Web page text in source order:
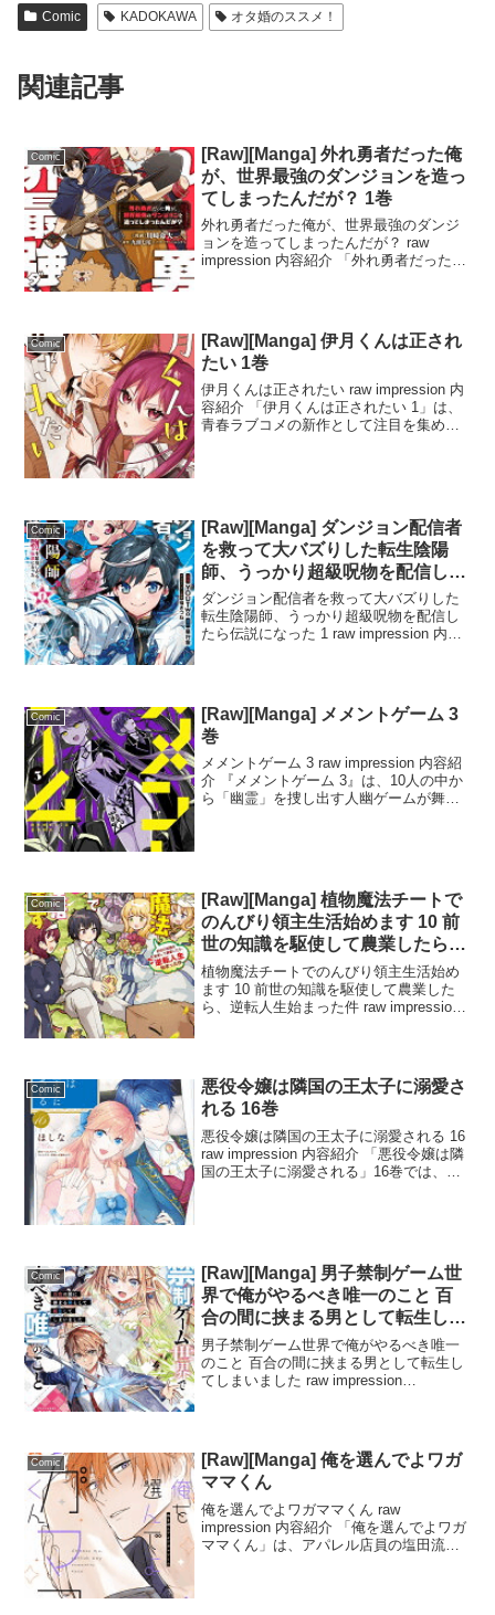
Comic KADOKAWA オタ婚のススメ！
関連記事
Comic
[Raw][Manga] 外れ勇者だった俺
が、世界最強のダンジョンを造っ
てしまったんだが？ 1巻
外れ勇者だった俺が、世界最強のダンジ
ョンを造ってしまったんだが？ raw
impression 内容紹介 「外れ勇者だった俺
ァンタ...
Comic
[Raw][Manga] 伊月くんは正され
たい 1巻
伊月くんは正されたい raw impression 内
容紹介 「伊月くんは正されたい 1」は、
青春ラブコメの新作として注目を集めて
Comic
[Raw][Manga] ダンジョン配信者
を救って大バズりした転生陰陽
師、うっかり超級呪物を配信した
ら伝説になった 1巻
ダンジョン配信者を救って大バズりした
転生陰陽師、うっかり超級呪物を配信し
たら伝説になった 1 raw impression 内容
る日...
Comic
[Raw][Manga] メメントゲーム 3
巻
メメントゲーム 3 raw impression 内容紹
介 『メメントゲーム 3』は、10人の中か
ら「幽霊」を捜し出す人幽ゲームが舞台
Comic
[Raw][Manga] 植物魔法チートで
のんびり領主生活始めます 10 前
世の知識を駆使して農業したら、
逆転人生始まった件
植物魔法チートでのんびり領主生活始め
ます 10 前世の知識を駆使して農業した
ら、逆転人生始まった件 raw impression
Comic
悪役令嬢は隣国の王太子に溺愛さ
れる 16巻
悪役令嬢は隣国の王太子に溺愛される 16
raw impression 内容紹介 「悪役令嬢は隣
国の王太子に溺愛される」16巻では、初
Comic
[Raw][Manga] 男子禁制ゲーム世
界で俺がやるべき唯一のこと 百
合の間に挟まる男として転生して
しまいました 1巻
男子禁制ゲーム世界で俺がやるべき唯一
のこと 百合の間に挟まる男として転生し
てしまいました raw impression
Comic
[Raw][Manga] 俺を選んでよワガ
ママくん
俺を選んでよワガママくん raw
impression 内容紹介 「俺を選んでよワガ
ママくん」は、アパレル店員の塩田流佳